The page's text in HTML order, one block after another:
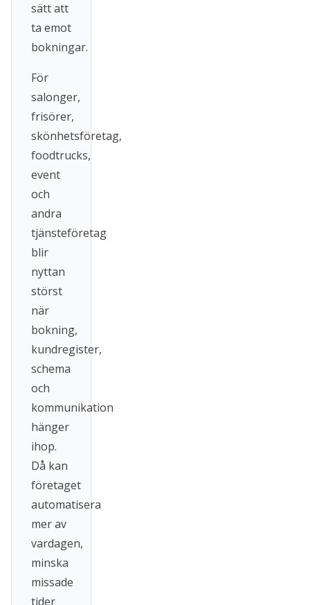
sätt att
ta emot
bokningar.
För
salonger,
frisörer,
skönhetsföretag,
foodtrucks,
event
och
andra
tjänsteföretag
blir
nyttan
störst
när
bokning,
kundregister,
schema
och
kommunikation
hänger
ihop.
Då kan
företaget
automatisera
mer av
vardagen,
minska
missade
tider